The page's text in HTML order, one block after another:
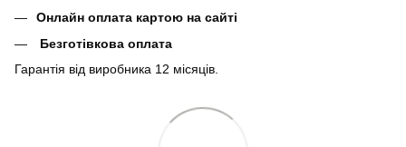
Онлайн оплата картою на сайті
Безготівкова оплата
Гарантія від виробника 12 місяців.